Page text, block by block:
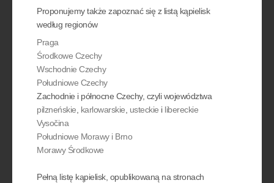
Proponujemy także zapoznać się z listą kąpielisk
według regionów
Praga
Środkowe Czechy
Wschodnie Czechy
Południowe Czechy
Zachodnie i północne Czechy, czyli województwa
pilzneńskie karlowarskie usteckie i libereckie
Vysočina
Południowe Morawy i Brno
Morawy Środkowe
Pełną listę kąpielisk, opublikowaną na stronach